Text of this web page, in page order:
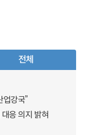
전체
강국”
응 의지 밝혀